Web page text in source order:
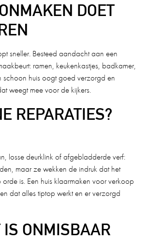
DOET
sneller. Besteed aandacht aan een
ramen, keukenkastjes, badkamer,
schoon huis oogt goed verzorgd en
weegt mee voor de kijkers.
REPARATIES?
losse deurklink of afgebladderde verf:
maar ze wekken de indruk dat het
is. Een huis klaarmaken voor verkoop
dat alles tiptop werkt en er verzorgd
IS ONMISBAAR